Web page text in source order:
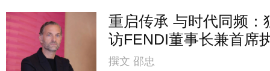
重启传承 与时代同频：
访FENDI董事长兼首席
撰文 邵忠